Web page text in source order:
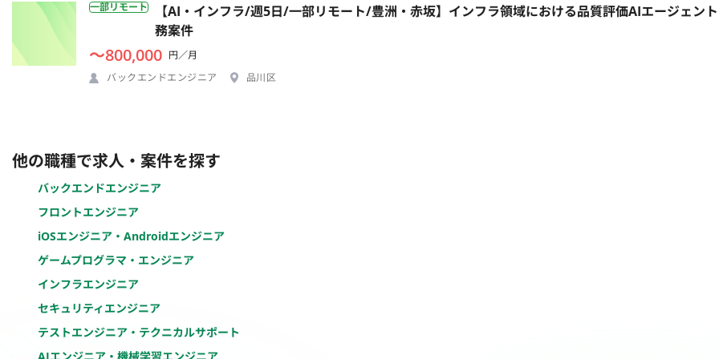
一部リモート
【AI・インフラ/週5日/一部リモート/豊洲・赤坂】インフラ領域における品質評価AIエージェン
務案件
〜800,000 円／月
バックエンドエンジニア
品川区
他の職種で求人・案件を探す
バックエンドエンジニア
フロントエンジニア
iOSエンジニア・Androidエンジニア
ゲームプログラマ・エンジニア
インフラエンジニア
セキュリティエンジニア
テストエンジニア・テクニカルサポート